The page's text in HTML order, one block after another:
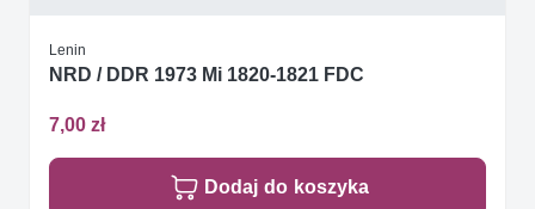
Lenin
NRD / DDR 1973 Mi 1820-1821 FDC
7,00 zł
Dodaj do koszyka